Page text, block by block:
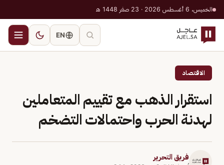
الخميس، 6 أغسطس 2026 · 23 صفر 1448 هـ
EN
الاقتصاد
استقرار الذهب مع تقييم المتعاملين
لهدنة الحرب واحتمالات التضخم
فريق التحرير